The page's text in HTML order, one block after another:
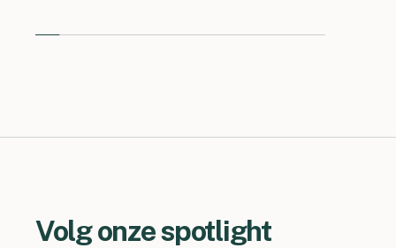
Volg onze spotlight